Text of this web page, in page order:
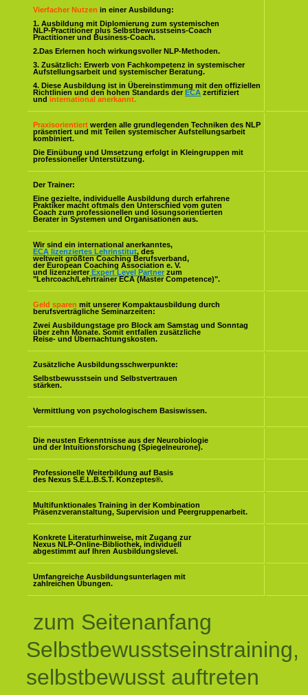
Vierfacher Nutzen in einer Ausbildung:
1. Ausbildung mit Diplomierung zum systemischen
NLP-Practitioner plus Selbstbewusstseins-Coach
Practitioner und Business-Coach.
2.Das Erlernen hoch wirkungsvoller NLP-Methoden.
3. Zusätzlich: Erwerb von Fachkompetenz in systemischer
Aufstellungsarbeit und systemischer Beratung.
4. Diese Ausbildung ist in Übereinstimmung mit den offiziellen
Richtlinien und den hohen Standards der ECA zertifiziert
und international anerkannt.
Praxisorientiert werden alle grundlegenden Techniken des NLP
präsentiert und mit Teilen systemischer Aufstellungsarbeit
kombiniert.
Die Einübung und Umsetzung erfolgt in Kleingruppen mit
professioneller Unterstützung.
Der Trainer:
Eine gezielte, individuelle Ausbildung durch erfahrene
Praktiker macht oftmals den Unterschied vom guten
Coach zum professionellen und lösungsorientierten
Berater in Systemen und Organisationen aus.
Wir sind ein international anerkanntes,
ECA lizenziertes Lehrinstitut, des
weltweit größten Coaching Berufsverband,
der European Coaching Association e. V.
und lizenzierter Expert Level Partner zum
"Lehrcoach/Lehrtrainer ECA (Master Competence)".
Geld sparen mit unserer Kompaktausbildung durch
berufsverträgliche Seminarzeiten:
Zwei Ausbildungstage pro Block am Samstag und Sonntag
über zehn Monate. Somit entfallen zusätzliche
Reise- und Übernachtungskosten.
Zusätzliche Ausbildungsschwerpunkte:
Selbstbewusstsein und Selbstvertrauen
stärken.
Vermittlung von psychologischem Basiswissen.
Die neusten Erkenntnisse aus der Neurobiologie
und der Intuitionsforschung (Spiegelneurone).
Professionelle Weiterbildung auf Basis
des Nexus S.E.L.B.S.T. Konzeptes®.
Multifunktionales Training in der Kombination
Präsenzveranstaltung, Supervision und Peergruppenarbeit.
Konkrete Literaturhinweise, mit Zugang zur
Nexus NLP-Online-Bibliothek, individuell
abgestimmt auf Ihren Ausbildungslevel.
Umfangreiche Ausbildungsunterlagen mit
zahlreichen Übungen.
zum Seitenanfang
Selbstbewusstseinstraining,
selbstbewusst auftreten